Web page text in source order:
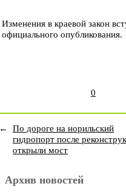
Изменения в краевой закон
официального опубликования.
0
←
По дороге на норильский
гидропорт после
открыли мост
Архив новостей